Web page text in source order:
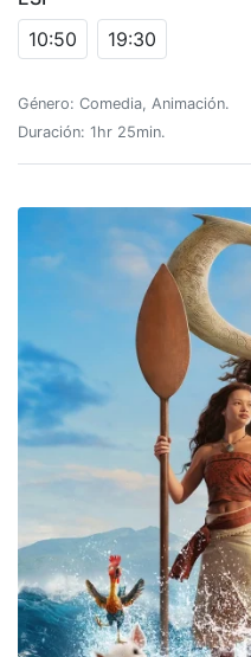
10:50
19:30
Género: Comedia, Animación.
Duración: 1hr 25min.